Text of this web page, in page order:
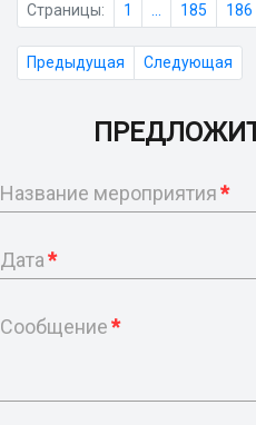
Страницы: 1 185 186
Предыдущая Следующая
Название мероприятия*
Дата*
Сообщение*